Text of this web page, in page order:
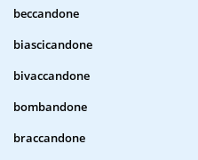
beccandone
biascicandone
bivaccandone
bombandone
braccandone